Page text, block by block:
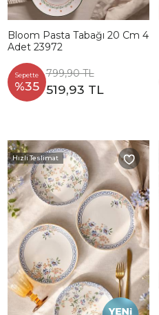
Bloom Pasta Tabağı 20 Cm 4
Adet 23972
Sepette
%35
799,90 TL
519,93 TL
Hızlı Teslimat